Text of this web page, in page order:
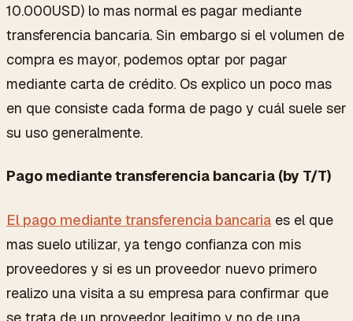
10.000USD) lo mas normal es pagar mediante
transferencia bancaria. Sin embargo si el volumen de
compra es mayor, podemos optar por pagar
mediante carta de crédito. Os explico un poco mas
en que consiste cada forma de pago y cuál suele ser
su uso generalmente.
Pago mediante transferencia bancaria (by T/T)
El pago mediante transferencia bancaria es el que
mas suelo utilizar, ya tengo confianza con mis
proveedores y si es un proveedor nuevo primero
realizo una visita a su empresa para confirmar que